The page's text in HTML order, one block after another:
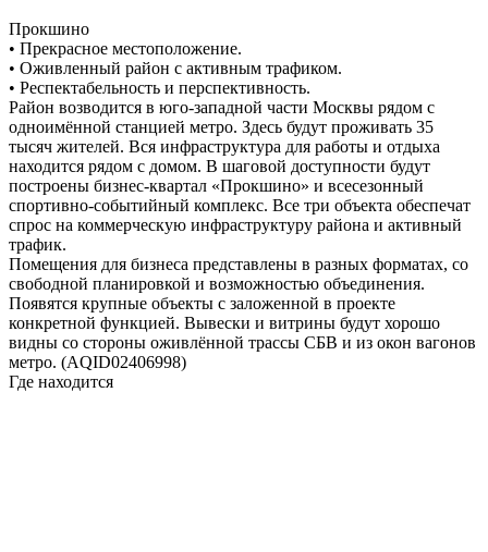
Прокшино
• Прекрасное местоположение.
• Оживленный район с активным трафиком.
• Респектабельность и перспективность.
Район возводится в юго-западной части Москвы рядом с
одноимённой станцией метро. Здесь будут проживать 35
тысяч жителей. Вся инфраструктура для работы и отдыха
находится рядом с домом. В шаговой доступности будут
построены бизнес-квартал «Прокшино» и всесезонный
спортивно-событийный комплекс. Все три объекта обеспечат
спрос на коммерческую инфраструктуру района и активный
трафик.
Помещения для бизнеса представлены в разных форматах, со
свободной планировкой и возможностью объединения.
Появятся крупные объекты с заложенной в проекте
конкретной функцией. Вывески и витрины будут хорошо
видны со стороны оживлённой трассы СБВ и из окон вагонов
метро. (AQID02406998)
Где находится